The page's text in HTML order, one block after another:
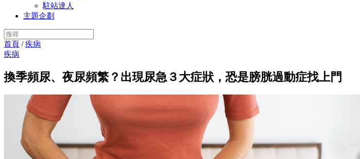
駐站達人
主題企劃
首頁 /疾病
疾病
換季頻尿、夜尿頻繁？出現尿急３大症狀，恐是膀胱過動症找上門